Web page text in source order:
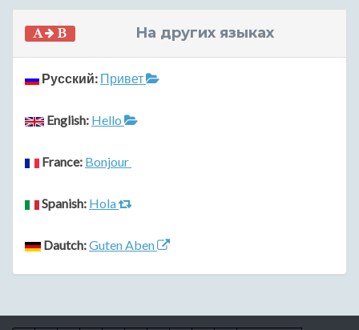
На других языках
Русский: Привет
English: Hello
France: Bonjour
Spanish: Hola
Dautch:Guten Aben